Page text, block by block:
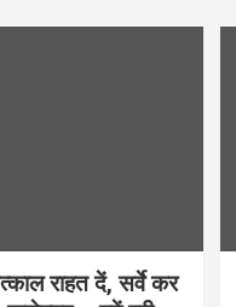
राहत दें, सर्वे कर